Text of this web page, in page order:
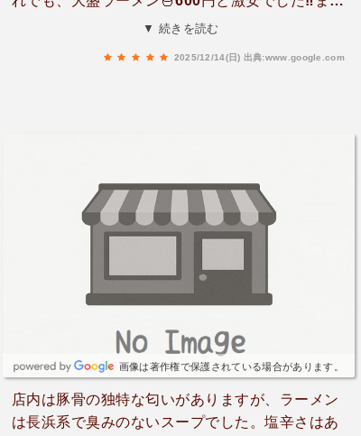
た、行きたいお店です。▼ 続きを読む
2025/12/14(日) 出典:www.google.com
画像は著作権で保護されている場合があります。
店内は豚骨の独特な匂いがありますが、ラーメン
は長浜系で臭みのないスープでした。塩辛さはあ